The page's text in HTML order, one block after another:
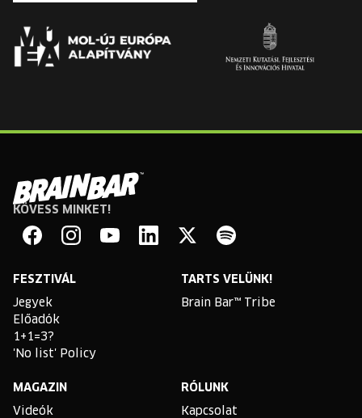
Brain
Bar
KÖVESS MINKET!
FESZTIVÁL
Jegyek
Előadók
1+1=3?
'No list' Policy
TARTS VELÜNK!
Brain Bar™ Tribe
MAGAZIN
Videók
RÓLUNK
Kapcsolat